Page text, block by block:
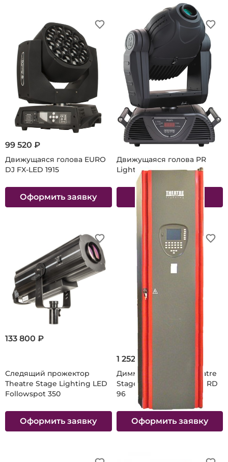
Движущаяся голова EURO
DJ FX-LED 1915
99 520 ₽
Оформить заявку
Движущаяся голова PR
Lighting PILOT 575
118 128 ₽
В корзину
Следящий прожектор
Theatre Stage Lighting LED
Followspot 350
133 800 ₽
Оформить заявку
Диммерный шкаф Theatre
Stage Lighting Australia RD
96
1 252 742 ₽
Оформить заявку